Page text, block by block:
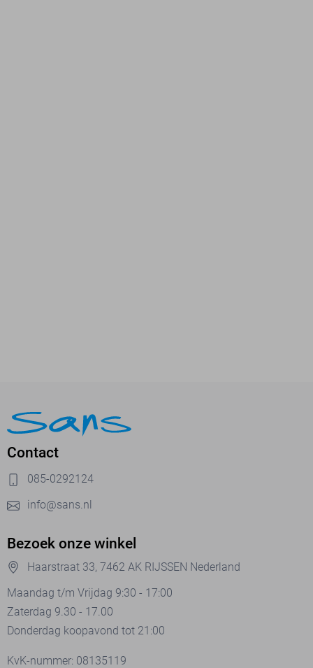
Contact
085-0292124
info@sans.nl
Bezoek onze winkel
Haarstraat 33, 7462 AK RIJSSEN Nederland
Maandag t/m Vrijdag 9:30 - 17:00
Zaterdag 9.30 - 17.00
Donderdag koopavond tot 21:00
KvK-nummer: 08135119